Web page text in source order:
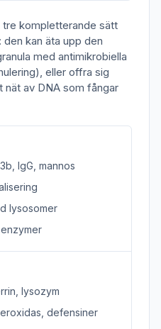
tre kompletterande sätt
kan äta upp den
med antimikrobiella
eller offra sig
nät av DNA som fångar
IgG, mannos
lysosomer
lysozym
defensiner